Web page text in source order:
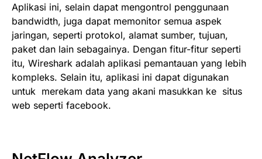
Aplikasi ini, selain dapat mengontrol penggunaan
bandwidth, juga dapat memonitor semua aspek
jaringan, seperti protokol, alamat sumber, tujuan,
paket dan lain sebagainya. Dengan fitur-fitur seperti
itu, Wireshark adalah aplikasi pemantauan yang lebih
kompleks. Selain itu, aplikasi ini dapat digunakan
untuk merekam data yang akani masukkan ke situs
web seperti facebook.